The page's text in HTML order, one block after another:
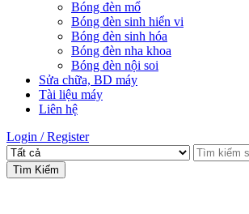
Bóng đèn mổ
Bóng đèn sinh hiển vi
Bóng đèn sinh hóa
Bóng đèn nha khoa
Bóng đèn nội soi
Sửa chữa, BD máy
Tài liệu máy
Liên hệ
Login / Register
Tìm Kiếm